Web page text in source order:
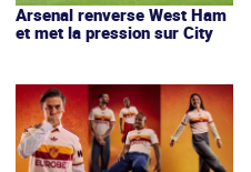
Arsenal renverse West Ham
et met la pression sur City